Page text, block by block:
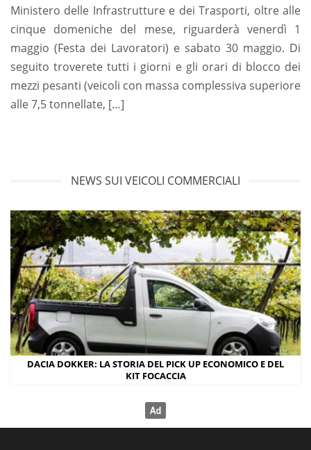
Ministero delle Infrastrutture e dei Trasporti, oltre alle
cinque domeniche del mese, riguarderà venerdì 1
maggio (Festa dei Lavoratori) e sabato 30 maggio. Di
seguito troverete tutti i giorni e gli orari di blocco dei
mezzi pesanti (veicoli con massa complessiva superiore
alle 7,5 tonnellate, […]
NEWS SUI VEICOLI COMMERCIALI
DACIA DOKKER: LA STORIA DEL PICK UP ECONOMICO E DEL
KIT FOCACCIA